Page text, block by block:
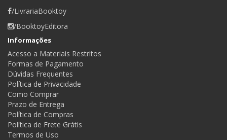
/LivrariaBooktoy
/BooktoyEditora
Informações
Acesso a Materiais Restritos
Formas de Pagamento
Dúvidas Frequentes
Política de Privacidade
Como Comprar
Prazo de Entrega
Política de Compras
Política de Frete Grátis
Termos de Uso